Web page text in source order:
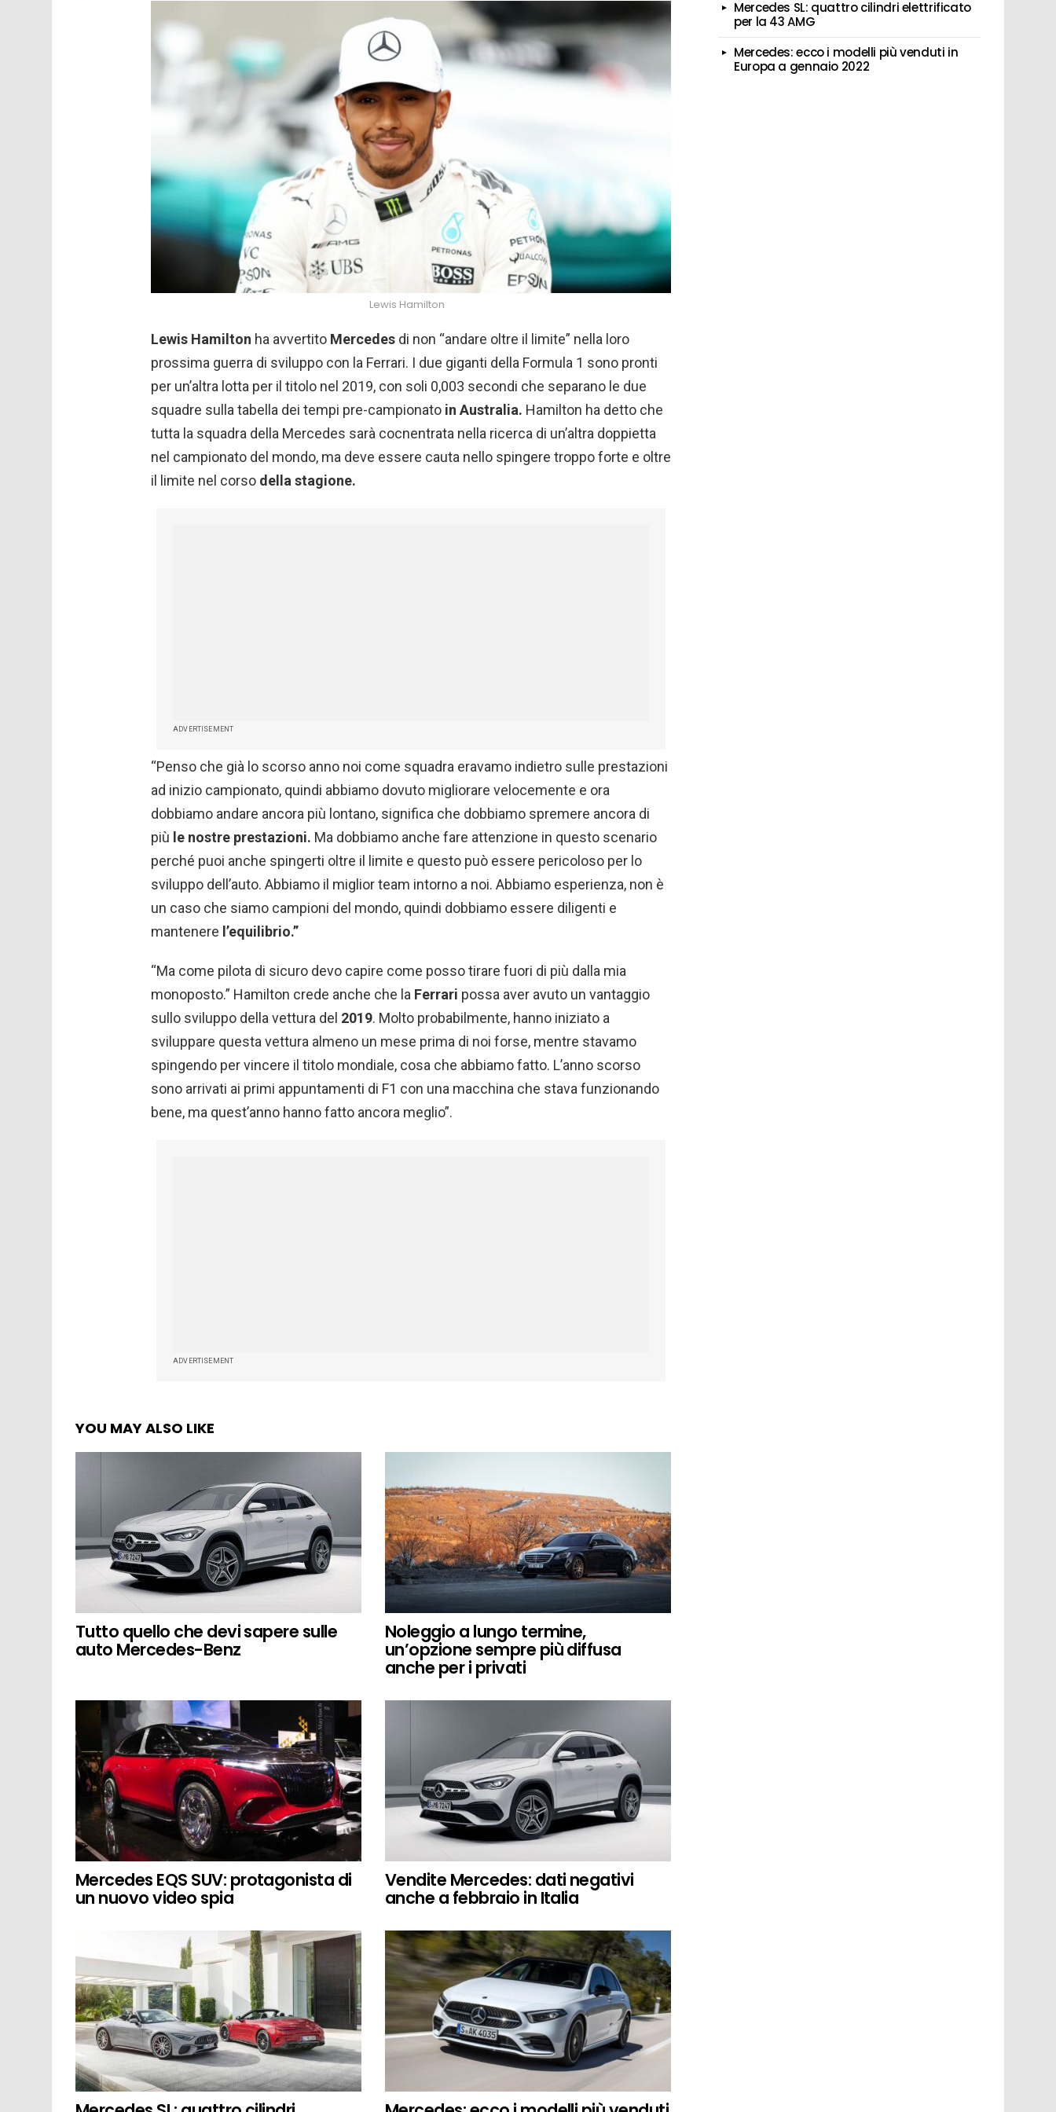
Lewis Hamilton
Lewis Hamilton ha avvertito Mercedes di non “andare oltre il limite” nella loro
prossima guerra di sviluppo con la Ferrari. I due giganti della Formula 1 sono pronti
per un’altra lotta per il titolo nel 2019, con soli 0,003 secondi che separano le due
squadre sulla tabella dei tempi pre-campionato in Australia. Hamilton ha detto che
tutta la squadra della Mercedes sarà cocnentrata nella ricerca di un’altra doppietta
nel campionato del mondo, ma deve essere cauta nello spingere troppo forte e oltre
il limite nel corso della stagione.
ADVERTISEMENT
“Penso che già lo scorso anno noi come squadra eravamo indietro sulle prestazioni
ad inizio campionato, quindi abbiamo dovuto migliorare velocemente e ora
dobbiamo andare ancora più lontano, significa che dobbiamo spremere ancora di
più le nostre prestazioni. Ma dobbiamo anche fare attenzione in questo scenario
perché puoi anche spingerti oltre il limite e questo può essere pericoloso per lo
sviluppo dell’auto. Abbiamo il miglior team intorno a noi. Abbiamo esperienza, non è
un caso che siamo campioni del mondo, quindi dobbiamo essere diligenti e
mantenere l’equilibrio.”
“Ma come pilota di sicuro devo capire come posso tirare fuori di più dalla mia
monoposto.” Hamilton crede anche che la Ferrari possa aver avuto un vantaggio
sullo sviluppo della vettura del 2019. Molto probabilmente, hanno iniziato a
sviluppare questa vettura almeno un mese prima di noi forse, mentre stavamo
spingendo per vincere il titolo mondiale, cosa che abbiamo fatto. L’anno scorso
sono arrivati ​​ai primi appuntamenti di F1 con una macchina che stava funzionando
bene, ma quest’anno hanno fatto ancora meglio”.
ADVERTISEMENT
YOU MAY ALSO LIKE
Tutto quello che devi sapere sulle
auto Mercedes-Benz
Noleggio a lungo termine,
un’opzione sempre più diffusa
anche per i privati
Mercedes EQS SUV: protagonista di
un nuovo video spia
Vendite Mercedes: dati negativi
anche a febbraio in Italia
Mercedes SL: quattro cilindri elettrificato
per la 43 AMG
Mercedes: ecco i modelli più venduti in
Europa a gennaio 2022